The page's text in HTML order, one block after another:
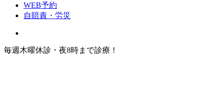
WEB予約
自賠責・労災
毎週木曜休診・夜8時まで診療！